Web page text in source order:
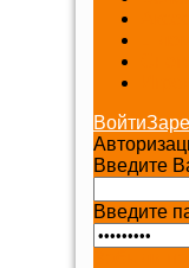
Войти
Введите
Введите